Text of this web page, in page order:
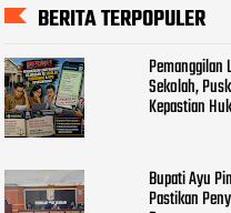
BERITA TERPOPULER
Pemanggilan
Sekolah,
Kepastian
Bupati Ayu
Pastikan